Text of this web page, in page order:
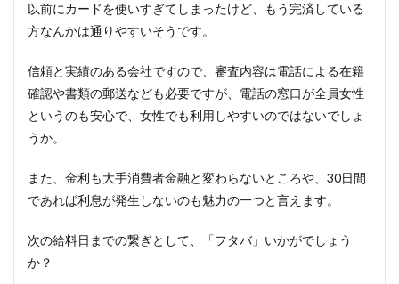
以前にカードを使いすぎてしまったけど、もう完済している
方なんかは通りやすいそうです。
信頼と実績のある会社ですので、審査内容は電話による在籍
確認や書類の郵送なども必要ですが、電話の窓口が全員女性
というのも安心で、女性でも利用しやすいのではないでしょ
うか。
また、金利も大手消費者金融と変わらないところや、30日間
であれば利息が発生しないのも魅力の一つと言えます。
次の給料日までの繋ぎとして、「フタバ」いかがでしょう
か？